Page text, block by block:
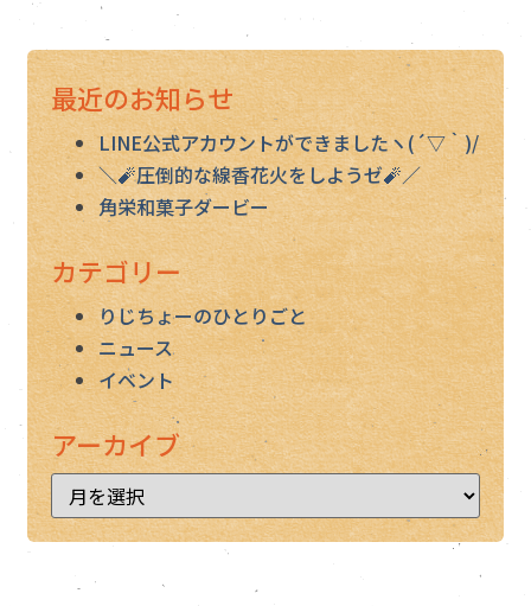
最近のお知らせ
LINE公式アカウントができましたヽ(´▽｀)/
＼🧨圧倒的な線香花火をしようゼ🧨／
角栄和菓子ダービー
カテゴリー
りじちょーのひとりごと
ニュース
イベント
アーカイブ